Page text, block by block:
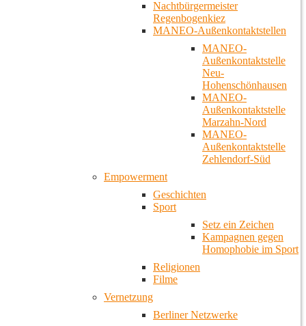
Nachtbürgermeister
Regenbogenkiez
MANEO-Außenkontaktstellen
MANEO-
Außenkontaktstelle
Neu-
Hohenschönhausen
MANEO-
Außenkontaktstelle
Marzahn-Nord
MANEO-
Außenkontaktstelle
Zehlendorf-Süd
Empowerment
Geschichten
Sport
Setz ein Zeichen
Kampagnen gegen
Homophobie im Sport
Religionen
Filme
Vernetzung
Berliner Netzwerke